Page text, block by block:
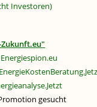
Investoren)
gesucht